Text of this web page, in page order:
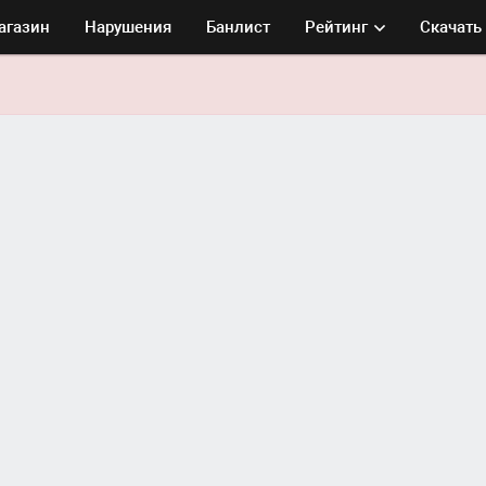
Нарушения Банлист Рейтинг Скачать